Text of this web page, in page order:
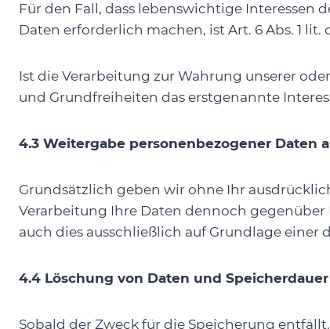
Für den Fall, dass lebenswichtige Interessen
Daten erforderlich machen, ist Art. 6 Abs. 1 lit.
Ist die Verarbeitung zur Wahrung unserer
und Grundfreiheiten das erstgenannte
4.3 Weitergabe personenbezogener Daten
Grundsätzlich geben wir ohne Ihr
Verarbeitung Ihre Daten dennoch
auch dies ausschließlich auf Grundlage
4.4 Löschung von Daten und Speicherdauer
Sobald der Zweck für die Speicherung